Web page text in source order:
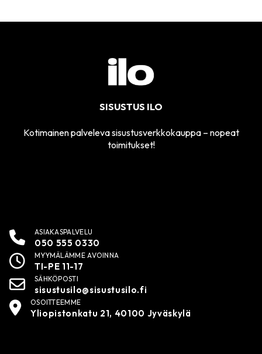
SISUSTUS ILO
Kotimainen palveleva sisustusverkkokauppa – nopeat
toimitukset!
ASIAKASPALVELU
050 555 0330
MYYMÄLÄMME AVOINNA
TI-PE 11-17
SÄHKÖPOSTI
sisustusilo@sisustusilo.fi
OSOITTEEMME
Yliopistonkatu 21, 40100 Jyväskylä